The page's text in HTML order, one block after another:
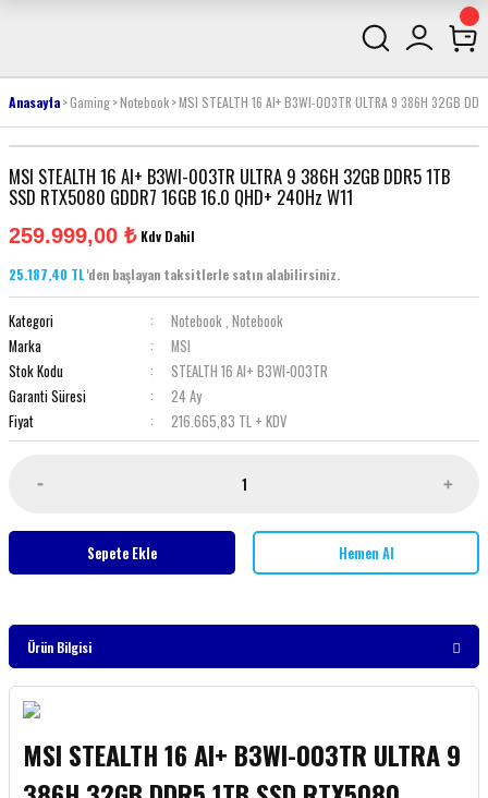
Anasayfa Gaming Notebook MSI STEALTH 16 AI+ B3WI-003TR ULTRA 9 386H 32GB
MSI STEALTH 16 AI+ B3WI-003TR ULTRA 9 386H 32GB DDR5 1TB
SSD RTX5080 GDDR7 16GB 16.0 QHD+ 240Hz W11
259.999,00 ₺ Kdv Dahil
25.187,40 TL'den başlayan taksitlerle satın alabilirsiniz.
Kategori Notebook, Notebook
Marka
MSI
Stok Kodu
STEALTH 16 AI+ B3WI-003TR
Garanti Süresi
24 Ay
Fiyat
216.665,83 TL + KDV
Sepete Ekle Hemen Al
Ürün Bilgisi
MSI STEALTH 16 AI+ B3WI-003TR ULTRA 9